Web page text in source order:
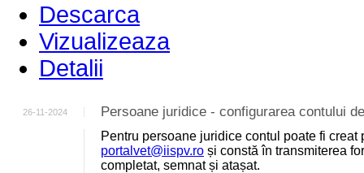
Descarca
Vizualizeaza
Detalii
26-11-2024 Persoane juridice - configurarea contului
Pentru persoane juridice contul poate fi
portalvet@iispv.ro și constă în transmiterea
completat, semnat și atașat.